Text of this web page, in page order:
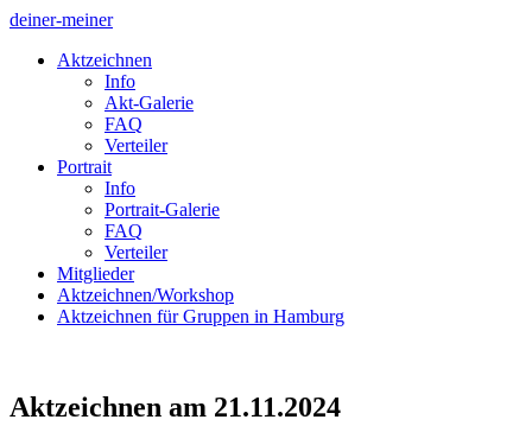
deiner-meiner
Aktzeichnen
Info
Akt-Galerie
FAQ
Verteiler
Portrait
Info
Portrait-Galerie
FAQ
Verteiler
Mitglieder
Aktzeichnen/Workshop
Aktzeichnen für Gruppen in Hamburg
Aktzeichnen am 21.11.2024